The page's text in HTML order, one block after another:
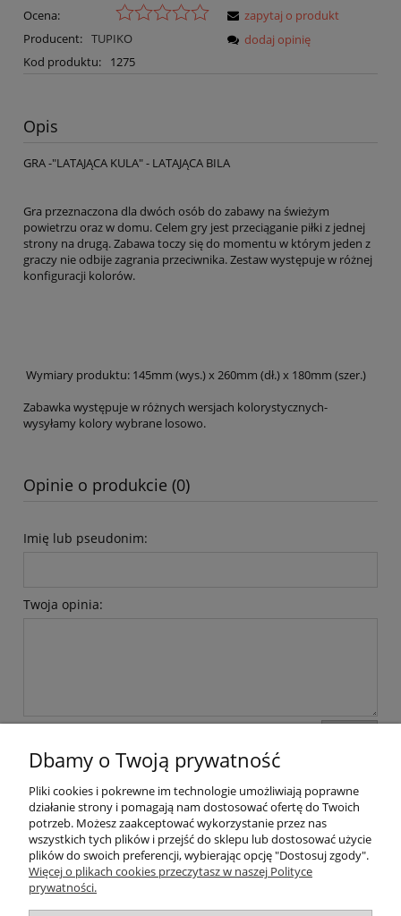
Ocena:
Producent: TUPIKO
Kod produktu:
1275
zapytaj o produkt
dodaj opinię
Opis
GRA -"LATAJĄCA KULA" - LATAJĄCA BILA
Gra przeznaczona dla dwóch osób do zabawy na świeżym
powietrzu oraz w domu. Celem gry jest przeciąganie piłki z jednej
strony na drugą. Zabawa toczy się do momentu w którym jeden z
graczy nie odbije zagrania przeciwnika. Zestaw występuje w różnej
konfiguracji kolorów.
Wymiary produktu: 145mm (wys.) x 260mm (dł.) x 180mm (szer.)
Zabawka występuje w różnych wersjach kolorystycznych-
wysyłamy kolory wybrane losowo.
Opinie o produkcie (0)
Imię lub pseudonim:
Twoja opinia:
Pomoc
Dostawa
Dbamy o Twoją prywatność
Pliki cookies i pokrewne im technologie umożliwiają poprawne
działanie strony i pomagają nam dostosować ofertę do Twoich
potrzeb. Możesz zaakceptować wykorzystanie przez nas
wszystkich tych plików i przejść do sklepu lub dostosować użycie
plików do swoich preferencji, wybierając opcję "Dostosuj zgody".
Więcej o plikach cookies przeczytasz w naszej Polityce
prywatności.